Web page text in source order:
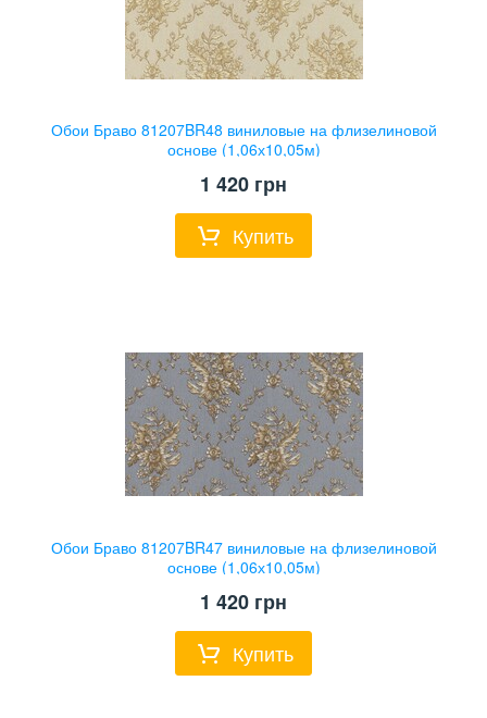
Обои Браво 81207BR48 виниловые на флизелиновой
основе (1,06х10,05м)
1 420 грн
Купить
Обои Браво 81207BR47 виниловые на флизелиновой
основе (1,06х10,05м)
1 420 грн
Купить